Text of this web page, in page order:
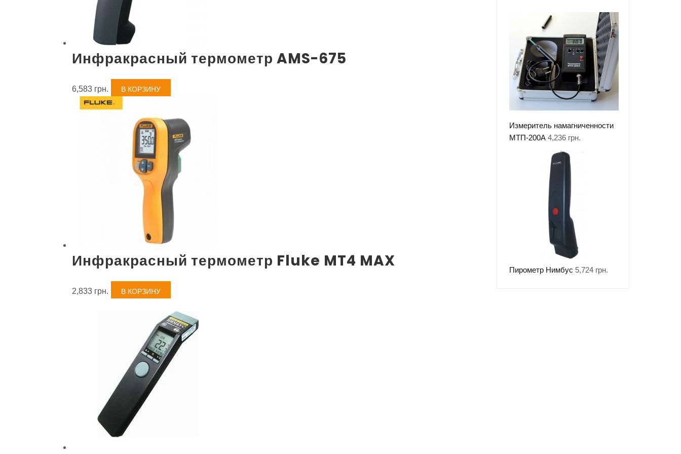
Инфракрасный термометр AMS-675
6,583 грн. В КОРЗИНУ
Инфракрасный термометр Fluke MT4 MAX
2,833 грн. В КОРЗИНУ
Измеритель намагниченности
МТП-200А 4,236 грн.
Пирометр Нимбус 5,724 грн.